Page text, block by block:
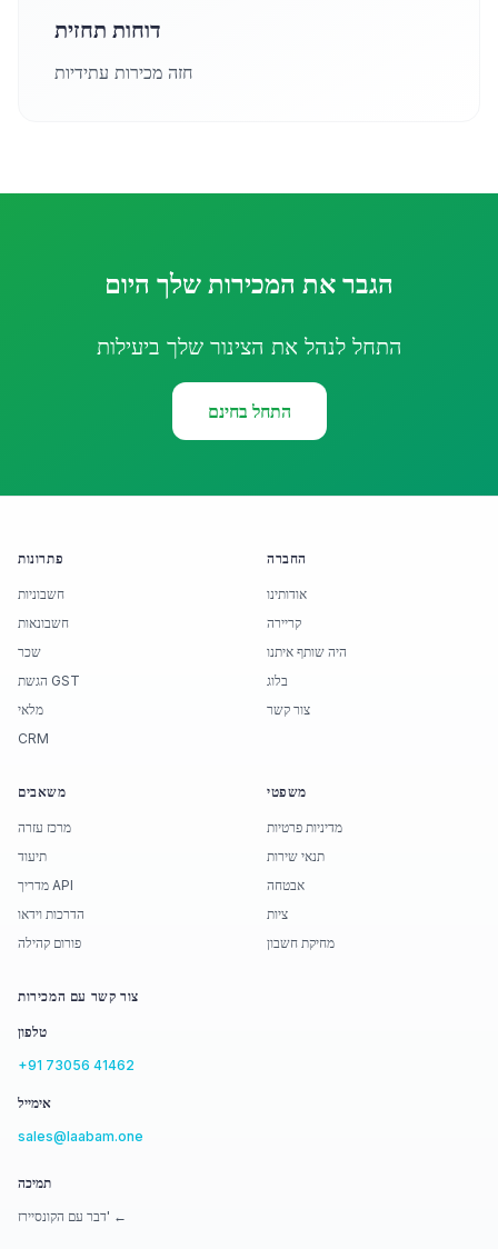
דוחות תחזית
חזה מכירות עתידיות
הגבר את המכירות שלך היום
התחל לנהל את הצינור שלך ביעילות
התחל בחינם
פתרונות
חשבוניות
חשבונאות
שכר
הגשת GST
מלאי
CRM
החברה
אודותינו
קריירה
היה שותף איתנו
בלוג
צור קשר
משאבים
מרכז עזרה
תיעוד
מדריך API
הדרכות וידאו
פורום קהילה
משפטי
מדיניות פרטיות
תנאי שירות
אבטחה
ציות
מחיקת חשבון
צור קשר עם המכירות
טלפון
+91 73056 41462
אימייל
sales@laabam.one
תמיכה
דבר עם הקונסיירז' ←